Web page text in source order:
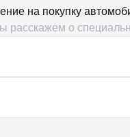
на покупку
расскажем о